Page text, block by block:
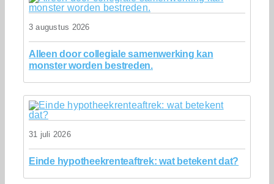
3 augustus 2026
Alleen door collegiale samenwerking kan
monster worden bestreden.
31 juli 2026
Einde hypotheekrenteaftrek: wat betekent dat?